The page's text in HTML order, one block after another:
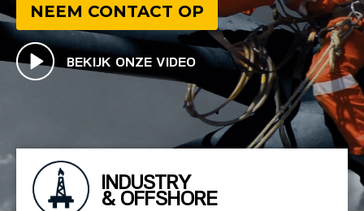
NEEM CONTACT OP
BEKIJK ONZE VIDEO
INDUSTRY
& OFFSHORE